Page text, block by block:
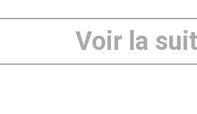
Voir la